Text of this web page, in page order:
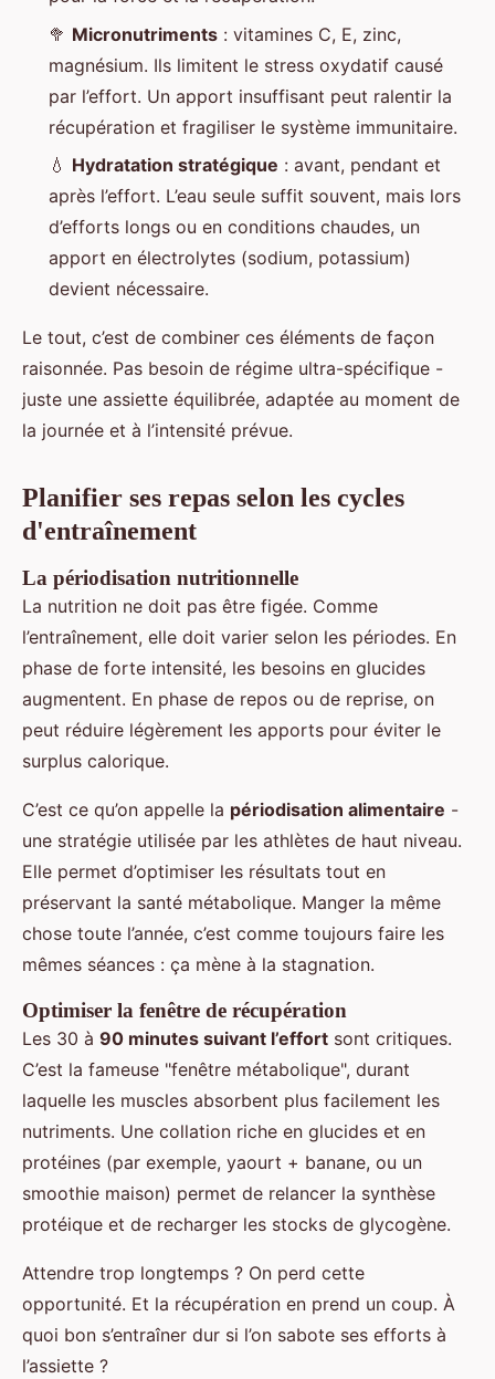
🥦 Micronutriments : vitamines C, E, zinc,
magnésium. Ils limitent le stress oxydatif causé
par l’effort. Un apport insuffisant peut ralentir la
récupération et fragiliser le système immunitaire.
💧 Hydratation stratégique : avant, pendant et
après l’effort. L’eau seule suffit souvent, mais lors
d’efforts longs ou en conditions chaudes, un
apport en électrolytes (sodium, potassium)
devient nécessaire.
Le tout, c’est de combiner ces éléments de façon
raisonnée. Pas besoin de régime ultra-spécifique -
juste une assiette équilibrée, adaptée au moment de
la journée et à l’intensité prévue.
Planifier ses repas selon les cycles
d'entraînement
La périodisation nutritionnelle
La nutrition ne doit pas être figée. Comme
l’entraînement, elle doit varier selon les périodes. En
phase de forte intensité, les besoins en glucides
augmentent. En phase de repos ou de reprise, on
peut réduire légèrement les apports pour éviter le
surplus calorique.
C’est ce qu’on appelle la périodisation alimentaire -
une stratégie utilisée par les athlètes de haut niveau.
Elle permet d’optimiser les résultats tout en
préservant la santé métabolique. Manger la même
chose toute l’année, c’est comme toujours faire les
mêmes séances : ça mène à la stagnation.
Optimiser la fenêtre de récupération
Les 30 à 90 minutes suivant l’effort sont critiques.
C’est la fameuse "fenêtre métabolique", durant
laquelle les muscles absorbent plus facilement les
nutriments. Une collation riche en glucides et en
protéines (par exemple, yaourt + banane, ou un
smoothie maison) permet de relancer la synthèse
protéique et de recharger les stocks de glycogène.
Attendre trop longtemps ? On perd cette
opportunité. Et la récupération en prend un coup. À
quoi bon s’entraîner dur si l’on sabote ses efforts à
l’assiette ?